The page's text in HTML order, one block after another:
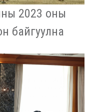
2023 оны
байгуулна